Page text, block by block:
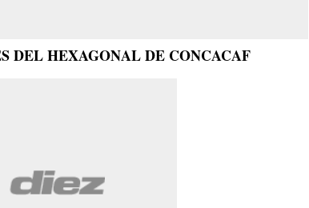
DEL HEXAGONAL DE CONCACAF